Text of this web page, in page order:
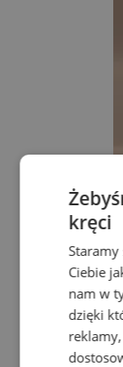
kręci
Staramy
Ciebie
nam w
dzięki